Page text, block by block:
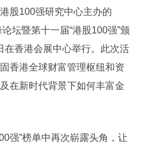
股100强研究中心主办的
坛暨第十一届“港股100强”颁
在香港会展中心举行。此次活
香港全球财富管理枢纽和资
在新时代背景下如何丰富金
强”榜单中再次崭露头角，让